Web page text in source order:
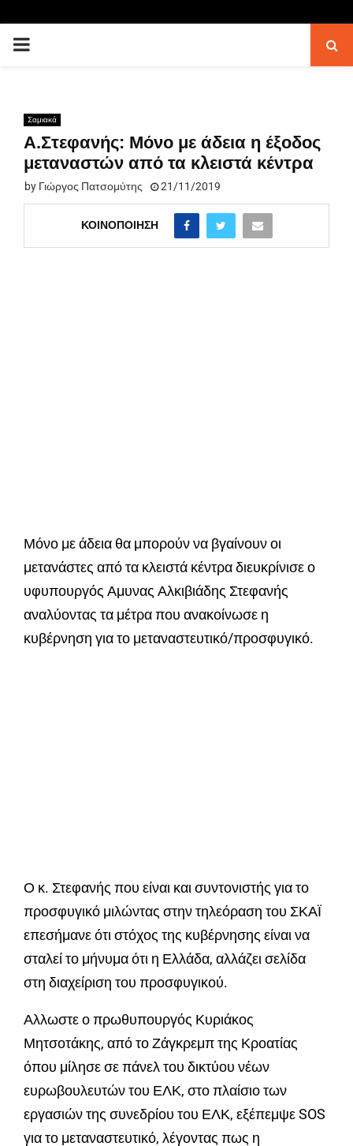
PRIMARY
Σαμιακά
Α.Στεφανής: Μόνο με άδεια η έξοδος
μεταναστών από τα κλειστά κέντρα
by Γιώργος Πατσομύτης 21/11/2019
ΚΟΙΝΟΠΟΊΗΣΗ
Μόνο με άδεια θα μπορούν να βγαίνουν οι
μετανάστες από τα κλειστά κέντρα διευκρίνισε ο
υφυπουργός Αμυνας Αλκιβιάδης Στεφανής
αναλύοντας τα μέτρα που ανακοίνωσε η
κυβέρνηση για το μεταναστευτικό/προσφυγικό.
Ο κ. Στεφανής που είναι και συντονιστής για το
προσφυγικό μιλώντας στην τηλεόραση του ΣΚΑΪ
επεσήμανε ότι στόχος της κυβέρνησης είναι να
σταλεί το μήνυμα ότι η Ελλάδα, αλλάζει σελίδα
στη διαχείριση του προσφυγικού.
Αλλωστε ο πρωθυπουργός Κυριάκος
Μητσοτάκης, από το Ζάγκρεμπ της Κροατίας
όπου μίλησε σε πάνελ του δικτύου νέων
ευρωβουλευτών του ΕΛΚ, στο πλαίσιο των
εργασιών της συνεδρίου του ΕΛΚ, εξέπεμψε SOS
για το μεταναστευτικό, λέγοντας πως η